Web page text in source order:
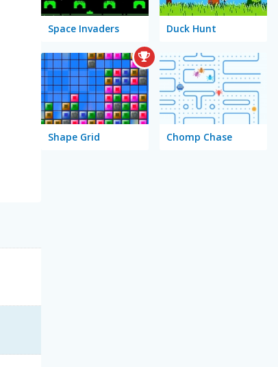
Space Invaders Duck Hunt
Shape Grid Chomp Chase